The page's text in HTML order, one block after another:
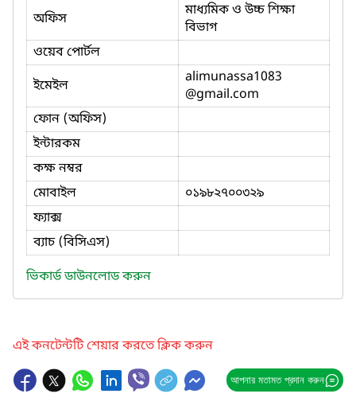
অফিস
মাধ্যমিক ও উচ্চ শিক্ষা
বিভাগ
ওয়েব পোর্টল
ইমেইল
alimunassa1083
@gmail.com
ফোন (অফিস)
ইন্টারকম
কক্ষ নম্বর
মোবাইল
০১৯৮২৭০০৩২৯
ফ্যাক্স
ব্যাচ (বিসিএস)
ভিকার্ড ডাউনলোড করুন
এই কনটেন্টটি শেয়ার করতে ক্লিক করুন
আপনার মতামত প্রদান করুন